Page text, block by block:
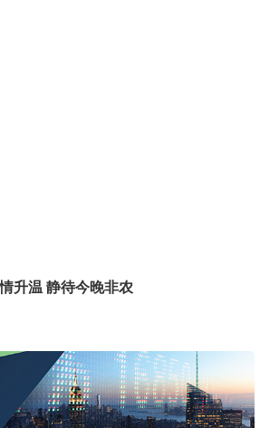
升温 静待今晚非农